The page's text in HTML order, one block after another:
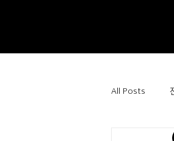
All Posts